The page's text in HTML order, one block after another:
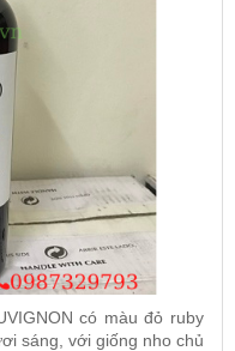
có màu đỏ ruby
sáng, với giống nho chủ